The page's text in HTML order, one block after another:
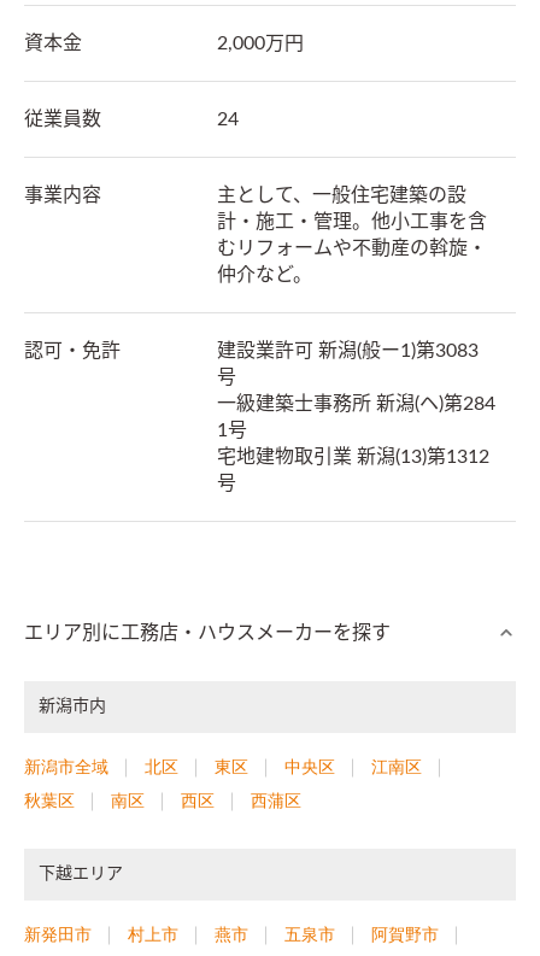
資本金 2,000万円
従業員数 24
事業内容
主として、一般住宅建築の設
計・施工・管理。他小工事を含
むリフォームや不動産の斡旋・
仲介など。
認可・免許
建設業許可 新潟(般ー1)第3083
号
一級建築士事務所 新潟(ヘ)第284
1号
宅地建物取引業 新潟(13)第1312
号
エリア別に工務店・ハウスメーカーを探す
新潟市内
新潟市全域 北区 東区 中央区
江南区
秋葉区
南区 西区 西蒲区
下越エリア
新発田市 村上市 燕市 五泉市
阿賀野市